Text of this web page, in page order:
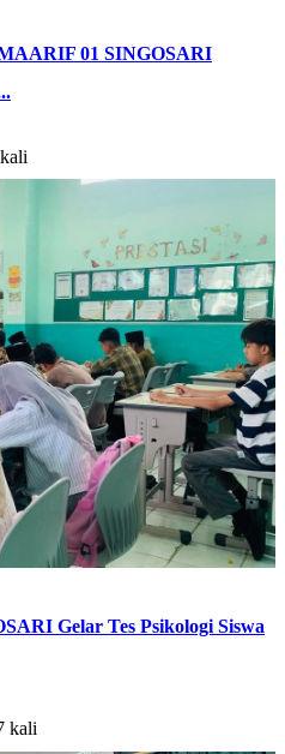
01 SINGOSARI
Gelar Tes Psikologi Siswa
kali